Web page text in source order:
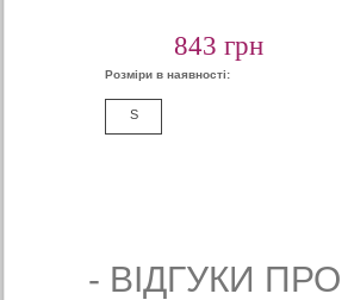
843 грн
Розміри в наявності:
S
- ВIДГУКИ